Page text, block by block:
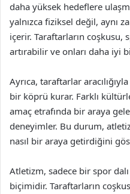
daha yüksek hedeflere
yalnızca fiziksel değil, aynı
içerir. Taraftarların coşkusu,
artırabilir ve onları daha iyi
Ayrıca, taraftarlar
bir köprü kurar. Farklı
amaç etrafında bir araya
deneyimler. Bu durum,
nasıl bir araya getirdiğini
Atletizm, sadece bir spor
biçimidir. Taraftarların